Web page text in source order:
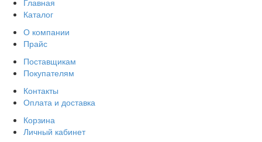
Каталог
О компании
Прайс
Поставщикам
Покупателям
Контакты
Оплата и доставка
Корзина
Личный кабинет